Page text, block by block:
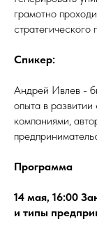
грамотно
Спикер:
Андрей Ивлев -
опыта в
компаниями,
Программа
14 мая, 16:00
и типы